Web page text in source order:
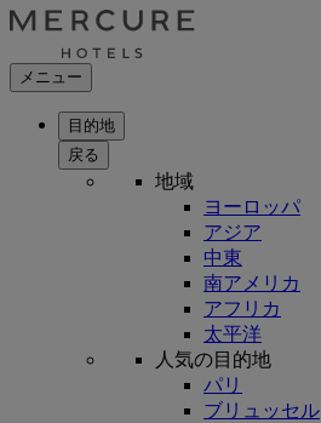
メニュー
目的地
戻る
地域
ヨーロッパ
アジア
中東
南アメリカ
アフリカ
太平洋
人気の目的地
パリ
ブリュッセル